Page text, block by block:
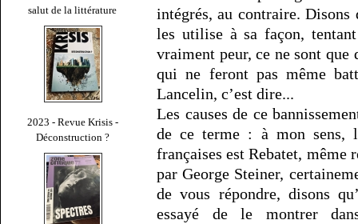
salut de la littérature
2023 - Revue Krisis -
Déconstruction ?
intégrés, au contraire. Disons
les utilise à sa façon,
vraiment peur, ce ne sont que
qui ne feront pas même
Lancelin, c’est dire...
Les causes de ce
de ce terme : à mon sens,
françaises est Rebatet, même
par George Steiner,
de vous répondre, disons
essayé de le montrer